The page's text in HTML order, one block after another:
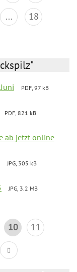
... 18
PDF, 97 kB
PDF, 821 kB
ab jetzt online
JPG, 305 kB
JPG, 3.2 MB
10
11